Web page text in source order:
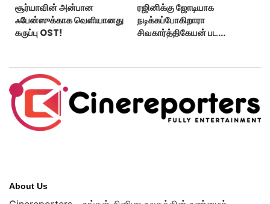
சூர்யாவின் அன்பான
ஃபேன்ஸுக்காக வெளியானது
கருப்பு OST!
ரஜினிக்கு ஜோடியாக
நடிக்கப்போகிறாரா
சிவகார்த்திகேயன் பட
About Us